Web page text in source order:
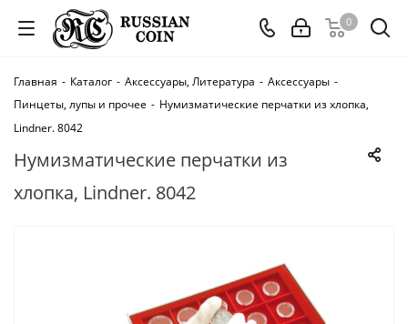
0
Главная - Каталог - Аксессуары, Литература - Аксессуары -
Пинцеты, лупы и прочее - Нумизматические перчатки из хлопка,
Lindner. 8042
Нумизматические перчатки из
хлопка, Lindner. 8042